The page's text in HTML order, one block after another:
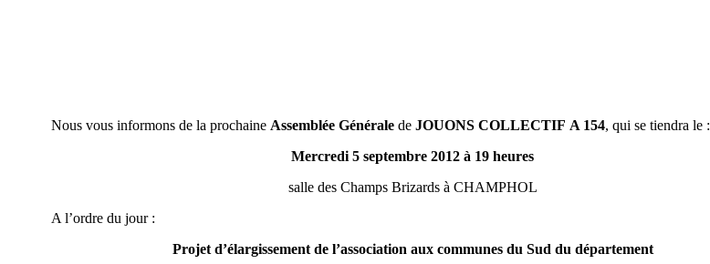
Nous vous informons de la prochaine Assemblée Générale de JOUONS COLLECTIF A 154, qui se tiendra le :
Mercredi 5 septembre 2012 à 19 heures
salle des Champs Brizards à CHAMPHOL
A l’ordre du jour :
Projet d’élargissement de l’association aux communes du Sud du département